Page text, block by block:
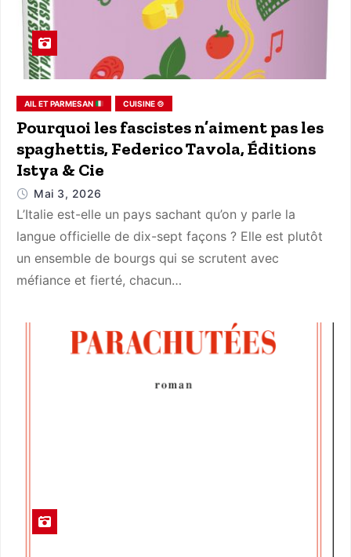
AIL ET PARMESAN CUISINE 🍲
Pourquoi les fascistes n’aiment pas les
spaghettis, Federico Tavola, Éditions
Istya & Cie
Mai 3, 2026
L’Italie est-elle un pays sachant qu’on y parle la
langue officielle de dix-sept façons ? Elle est plutôt
un ensemble de bourgs qui se scrutent avec
méfiance et fierté, chacun…